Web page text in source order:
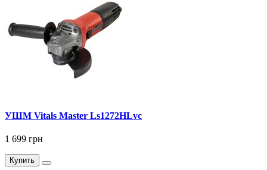
УШМ Vitals Master Ls1272HLvc
1 699 грн
Купить